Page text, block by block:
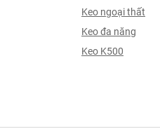
Keo ngoại thất
Keo đa năng
Keo K500